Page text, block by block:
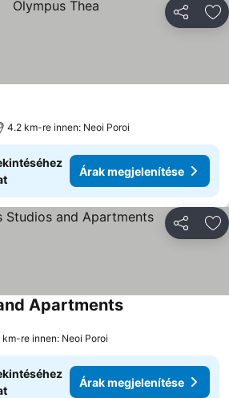
4.2 km-re innen: Neoi Poroi
Árak megjelenítése
Apartments
km-re innen: Neoi Poroi
Árak megjelenítése